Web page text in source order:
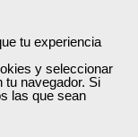
tu experiencia
y seleccionar
tu navegador. Si
las que sean